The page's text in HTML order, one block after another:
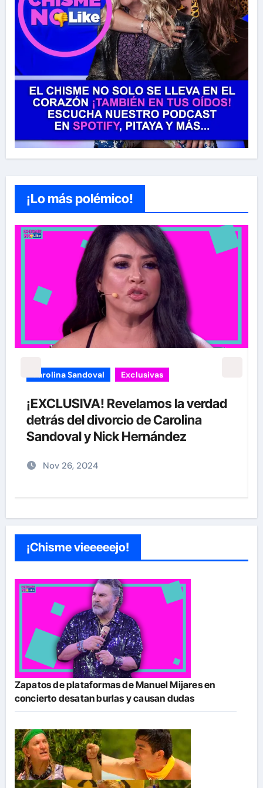
¡Lo más polémico!
carolina Sandoval Exclusivas
¡EXCLUSIVA! Revelamos la verdad
detrás del divorcio de Carolina
Sandoval y Nick Hernández
Nov 26, 2024
¡Chisme vieeeeejo!
Zapatos de plataformas de Manuel Mijares en
concierto desatan burlas y causan dudas